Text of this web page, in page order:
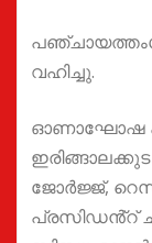
വഹിച്ചു.
ഓണാഘോഷ
ജോർജ്ജ്,
പ്രസിഡൻ്റ്